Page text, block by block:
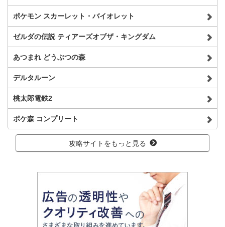
ポケモン スカーレット・バイオレット
ゼルダの伝説 ティアーズオブザ・キングダム
あつまれ どうぶつの森
デルタルーン
桃太郎電鉄2
ポケ森 コンプリート
攻略サイトをもっと見る